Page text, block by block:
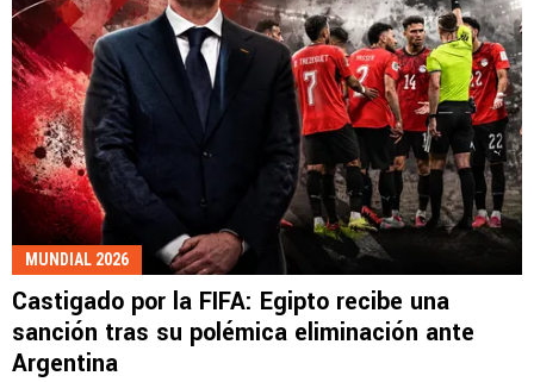
MUNDIAL 2026
Castigado por la FIFA: Egipto recibe una
sanción tras su polémica eliminación ante
Argentina